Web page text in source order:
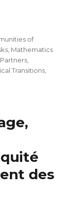
of
, Mathematics
Partners,
Transitions,
des